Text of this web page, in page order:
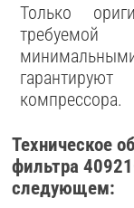
Только
компрессора.
Техническое
фильтра
следующем: